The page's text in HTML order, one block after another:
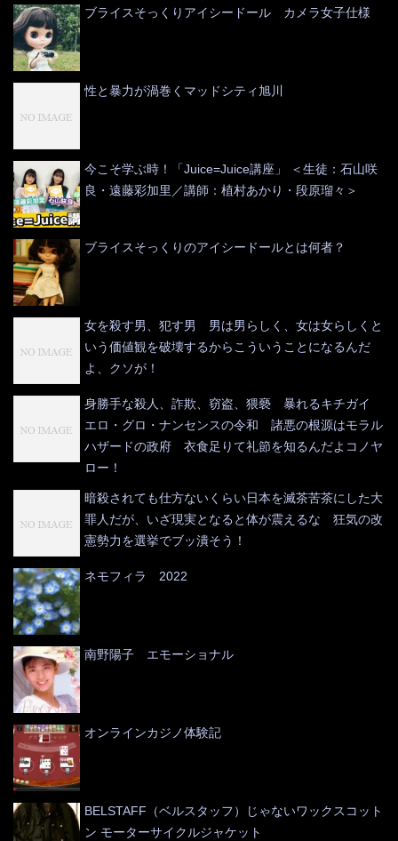
ブライスそっくりアイシードール カメラ女子仕様
性と暴力が渦巻くマッドシティ旭川
今こそ学ぶ時！「Juice=Juice講座」 ＜生徒：石山咲
良・遠藤彩加里／講師：植村あかり・段原瑠々＞
ブライスそっくりのアイシードールとは何者？
女を殺す男、犯す男 男は男らしく、女は女らしくと
いう価値観を破壊するからこういうことになるんだ
よ、クソが！
身勝手な殺人、詐欺、窃盗、猥褻 暴れるキチガイ
エロ・グロ・ナンセンスの令和 諸悪の根源はモラル
ハザードの政府 衣食足りて礼節を知るんだよコノヤ
ロー！
暗殺されても仕方ないくらい日本を滅茶苦茶にした大
罪人だが、いざ現実となると体が震えるな 狂気の改
憲勢力を選挙でブッ潰そう！
ネモフィラ 2022
南野陽子 エモーショナル
オンラインカジノ体験記
BELSTAFF（ベルスタッフ）じゃないワックスコット
ン モーターサイクルジャケット